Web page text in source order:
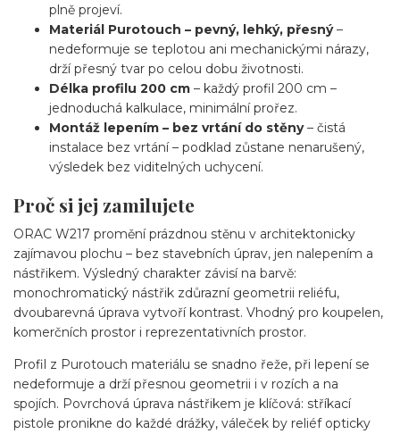
plně projeví.
Materiál Purotouch – pevný, lehký, přesný–
nedeformuje se teplotou ani mechanickými nárazy,
drží přesný tvar po celou dobu životnosti.
Délka profilu 200 cm – každý profil 200 cm –
jednoduchá kalkulace, minimální prořez.
Montáž lepením – bez vrtání do stěny– čistá
instalace bez vrtání – podklad zůstane nenarušený,
výsledek bez viditelných uchycení.
Proč si jej zamilujete
ORAC W217 promění prázdnou stěnu v architektonicky
zajímavou plochu – bez stavebních úprav, jen nalepením a
nástřikem. Výsledný charakter závisí na barvě:
monochromatický nástřik zdůrazní geometrii reliéfu,
dvoubarevná úprava vytvoří kontrast. Vhodný pro koupelen,
komerčních prostor i reprezentativních prostor.
Profil z Purotouch materiálu se snadno řeže, při lepení se
nedeformuje a drží přesnou geometrii i v rozích a na
spojích. Povrchová úprava nástřikem je klíčová: stříkací
pistole pronikne do každé drážky, váleček by reliéf opticky